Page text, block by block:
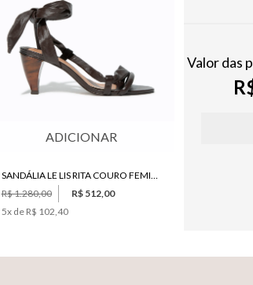
ADICIONAR
SANDÁLIA LE LIS RITA COURO FEMININA
R$ 1.280,00
R$ 512,00
5x de R$ 102,40
Valor das